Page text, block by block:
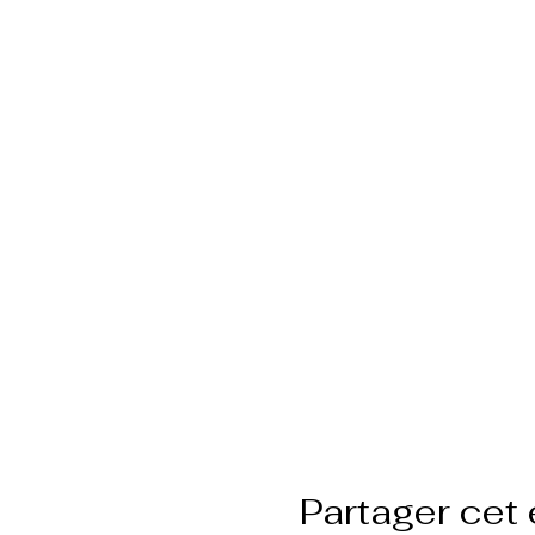
Partager cet